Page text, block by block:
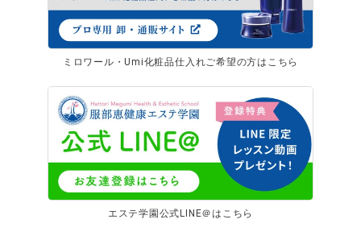
ミロワール・Umi化粧品仕入れご希望の方はこちら
エステ学園公式LINE＠はこちら